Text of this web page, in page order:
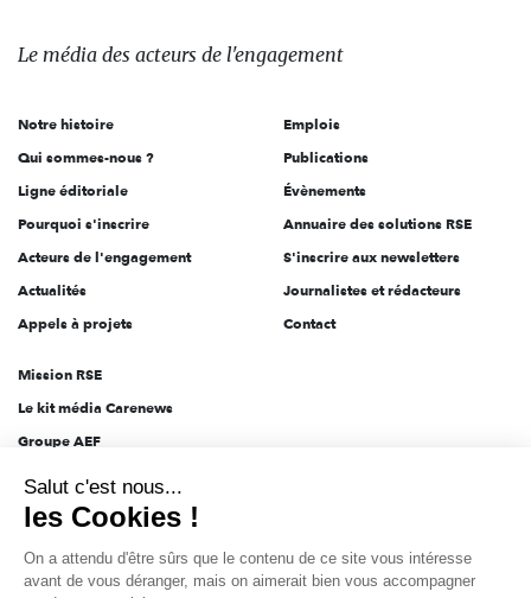
des
l'engagement
Le média des acteurs de l'engagement
Notre histoire
Qui sommes-nous ?
Ligne éditoriale
Pourquoi s'inscrire
Acteurs de l'engagement
Actualités
Appels à projets
Emplois
Publications
Évènements
Annuaire des solutions RSE
S'inscrire aux newsletters
Journalistes et rédacteurs
Contact
Mission RSE
Le kit média Carenews
Groupe AEF
Novethic
Inclusiv Day
les Cookies !
ce site vous intéresse avant de vous
déranger, mais on aimerait bien vous accompagner pendant votre